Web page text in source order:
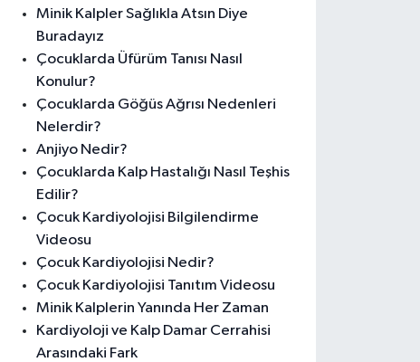
Minik Kalpler Sağlıkla Atsın Diye
Buradayız
Çocuklarda Üfürüm Tanısı Nasıl
Konulur?
Çocuklarda Göğüs Ağrısı Nedenleri
Nelerdir?
Anjiyo Nedir?
Çocuklarda Kalp Hastalığı Nasıl Teşhis
Edilir?
Çocuk Kardiyolojisi Bilgilendirme
Videosu
Çocuk Kardiyolojisi Nedir?
Çocuk Kardiyolojisi Tanıtım Videosu
Minik Kalplerin Yanında Her Zaman
Kardiyoloji ve Kalp Damar Cerrahisi
Arasındaki Fark